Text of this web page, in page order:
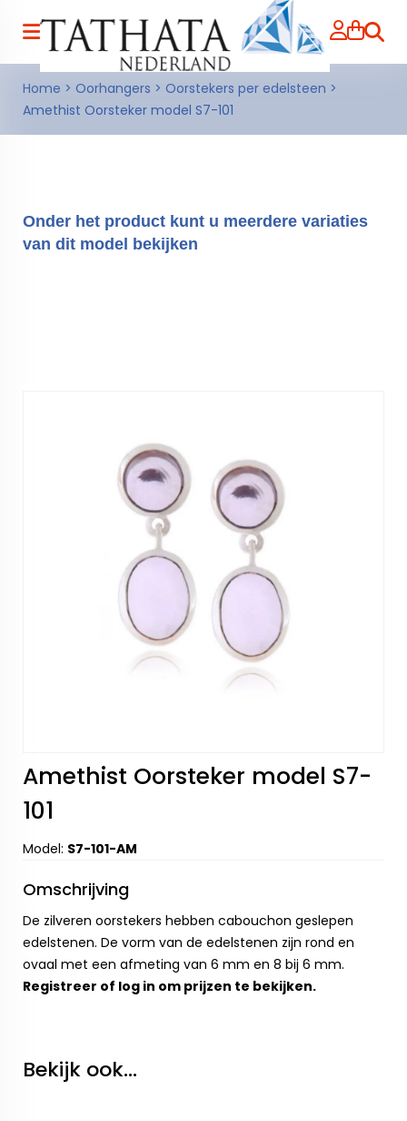
Home > Oorhangers > Oorstekers per edelsteen >
Amethist Oorsteker model S7-101
Onder het product kunt u meerdere variaties
van dit model bekijken
Amethist Oorsteker model S7-
101
Model: S7-101-AM
Omschrijving
De zilveren oorstekers hebben cabouchon geslepen
edelstenen. De vorm van de edelstenen zijn rond en
ovaal met een afmeting van 6 mm en 8 bij 6 mm.
Registreer of log in om prijzen te bekijken.
Bekijk ook...